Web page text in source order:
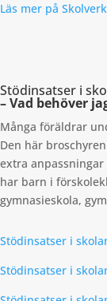
Läs mer på
Stödinsatser i
– Vad behöver
Många föräldrar
Den här
extra
har barn i
gymnasieskola,
Stödinsatser i
Stödinsatser i